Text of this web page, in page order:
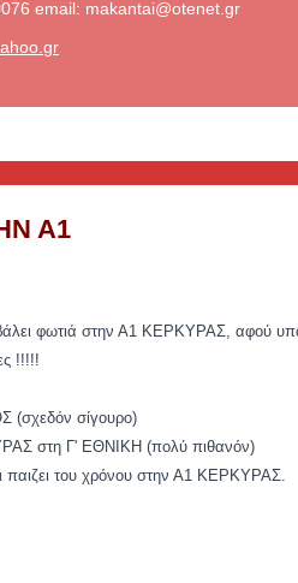
email: makantai@otenet.gr
gr
Α1
φωτιά στην Α1 ΚΕΡΚΥΡΑΣ, αφού
!!!!!
(σχεδόν σίγουρο)
στη Γ' ΕΘΝΙΚΗ (πολύ πιθανόν)
του χρόνου στην Α1 ΚΕΡΚΥΡΑΣ.